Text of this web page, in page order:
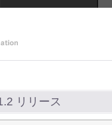
リリース